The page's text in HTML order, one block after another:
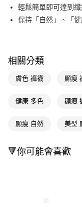
Apple Pay
Google Pay
相關說明
便利好安心！
２．便利：只要手機號碼
３．安心：先確認商品／
全家取貨付款
輕鬆簡單即可達到
保持「自然」、「
相關分類
膚色 褲襪 顯瘦
健康 多色 顯瘦
顯瘦 自然 美型
🔻你可能會喜歡